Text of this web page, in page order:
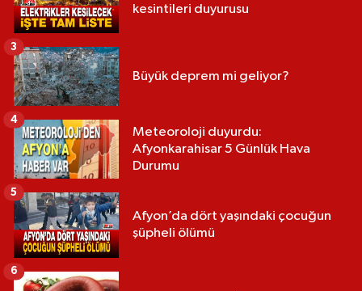
kesintileri duyurusu
Büyük deprem mi geliyor?
3
Meteoroloji duyurdu:
Afyonkarahisar 5 Günlük Hava
Durumu
4
Afyon’da dört yaşındaki çocuğun
şüpheli ölümü
5
6